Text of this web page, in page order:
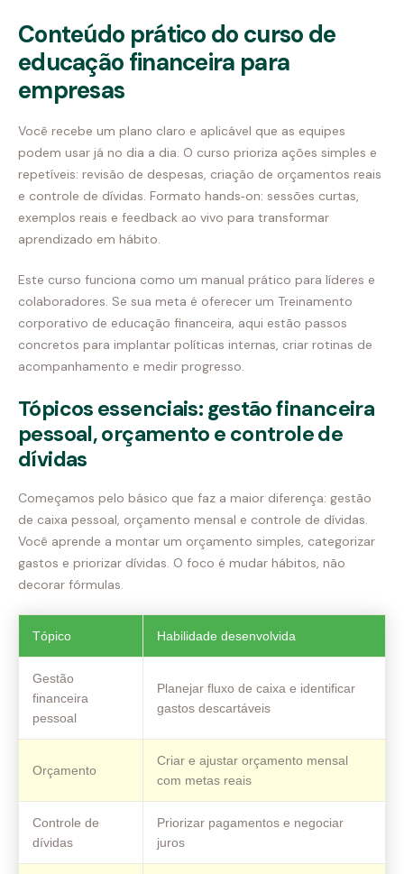
Conteúdo prático do curso de
educação financeira para
empresas
Você recebe um plano claro e aplicável que as equipes
podem usar já no dia a dia. O curso prioriza ações simples e
repetíveis: revisão de despesas, criação de orçamentos reais
e controle de dívidas. Formato hands‑on: sessões curtas,
exemplos reais e feedback ao vivo para transformar
aprendizado em hábito.
Este curso funciona como um manual prático para líderes e
colaboradores. Se sua meta é oferecer um Treinamento
corporativo de educação financeira, aqui estão passos
concretos para implantar políticas internas, criar rotinas de
acompanhamento e medir progresso.
Tópicos essenciais: gestão financeira
pessoal, orçamento e controle de
dívidas
Começamos pelo básico que faz a maior diferença: gestão
de caixa pessoal, orçamento mensal e controle de dívidas.
Você aprende a montar um orçamento simples, categorizar
gastos e priorizar dívidas. O foco é mudar hábitos, não
decorar fórmulas.
Tópico Habilidade desenvolvida
Gestão
financeira
pessoal
Planejar fluxo de caixa e identificar
gastos descartáveis
Orçamento
Criar e ajustar orçamento mensal
com metas reais
Controle de
dívidas
Priorizar pagamentos e negociar
juros